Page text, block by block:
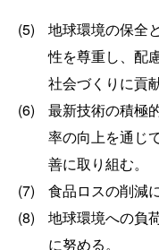
(5)
地球環境の保全
性を尊重し、配
社会づくりに貢
(6)
最新技術の積極
率の向上を通じ
善に取り組む。
(7)
食品ロスの削減
(8)
地球環境への負
に努める。